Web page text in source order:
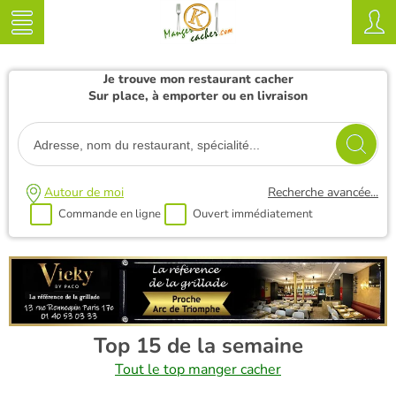
Je trouve mon restaurant cacher
Sur place, à emporter ou en livraison
Autour de moi
Commande en ligne Ouvert immédiatement
Recherche avancée...
Top 15 de la semaine
Tout le top manger cacher